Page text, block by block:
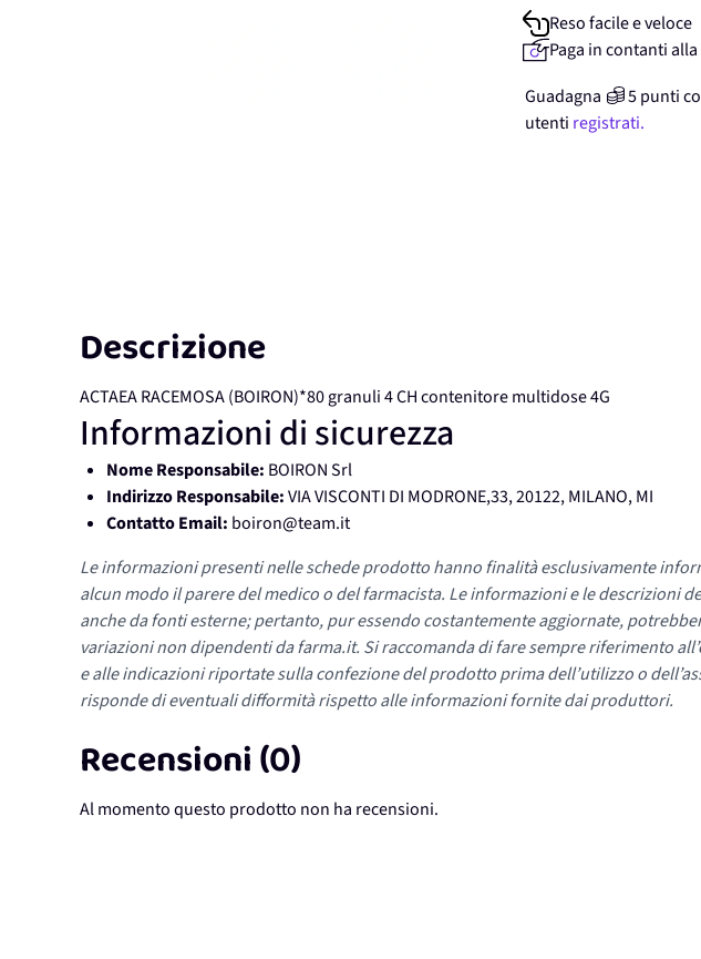
Reso facile e veloce
Paga in contanti
Guadagna
5punti
utenti registrati.
Descrizione
ACTAEA RACEMOSA (BOIRON)*80 granuli 4 CH contenitore multidose 4G
Informazioni di sicurezza
Nome Responsabile: BOIRON Srl
Indirizzo Responsabile:VIA VISCONTI DI MODRONE,33, 20122, MILANO, MI
Contatto Email: boiron@team.it
Le informazioni presenti nelle schede prodotto hanno finalità esclusivamente
alcun modo il parere del medico o del farmacista. Le informazioni e le descrizioni
anche da fonti esterne; pertanto, pur essendo costantemente aggiornate,
variazioni non dipendenti da farma.it. Si raccomanda di fare sempre riferimento
e alle indicazioni riportate sulla confezione del prodotto prima dell’utilizzo o
risponde di eventuali difformità rispetto alle informazioni fornite dai produttori.
Recensioni (0)
Al momento questo prodotto non ha recensioni.